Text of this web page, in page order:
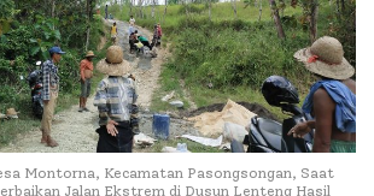
Montorna, Kecamatan Pasongsongan, Saat
Jalan Ekstrem di Dusun Lenteng Hasil